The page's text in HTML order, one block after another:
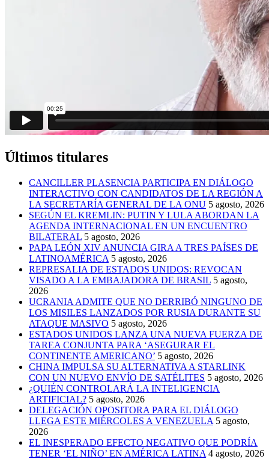
Últimos titulares
CANCILLER PLASENCIA PARTICIPA EN DIÁLOGO
INTERACTIVO CON CANDIDATOS DE LA REGIÓN A
LA SECRETARÍA GENERAL DE LA ONU 5 agosto, 2026
SEGÚN EL KREMLIN: PUTIN Y LULA ABORDAN LA
AGENDA INTERNACIONAL EN UN ENCUENTRO
BILATERAL 5 agosto, 2026
PAPA LEÓN XIV ANUNCIA GIRA A TRES PAÍSES DE
LATINOAMÉRICA 5 agosto, 2026
REPRESALIA DE ESTADOS UNIDOS: REVOCAN
VISADO A LA EMBAJADORA DE BRASIL 5 agosto,
2026
UCRANIA ADMITE QUE NO DERRIBÓ NINGUNO DE
LOS MISILES LANZADOS POR RUSIA DURANTE SU
ATAQUE MASIVO 5 agosto, 2026
ESTADOS UNIDOS LANZA UNA NUEVA FUERZA DE
TAREA CONJUNTA PARA ‘ASEGURAR EL
CONTINENTE AMERICANO’ 5 agosto, 2026
CHINA IMPULSA SU ALTERNATIVA A STARLINK
CON UN NUEVO ENVÍO DE SATÉLITES 5 agosto, 2026
¿QUIÉN CONTROLARÁ LA INTELIGENCIA
ARTIFICIAL? 5 agosto, 2026
DELEGACIÓN OPOSITORA PARA EL DIÁLOGO
LLEGA ESTE MIÉRCOLES A VENEZUELA 5 agosto,
2026
EL INESPERADO EFECTO NEGATIVO QUE PODRÍA
TENER ‘EL NIÑO’ EN AMÉRICA LATINA 4 agosto, 2026